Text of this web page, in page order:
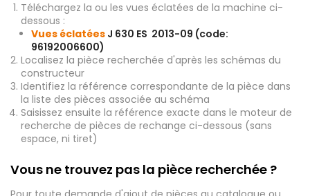
Téléchargez la ou les vues éclatées de la machine ci-
dessous :
Vues éclatées J 630 ES 2013-09 (code:
96192006600)
Localisez la pièce recherchée d'après les schémas du
constructeur
Identifiez la référence correspondante de la pièce dans
la liste des pièces associée au schéma
Saisissez ensuite la référence exacte dans le moteur de
recherche de pièces de rechange ci-dessous (sans
espace, ni tiret)
Vous ne trouvez pas la pièce recherchée ?